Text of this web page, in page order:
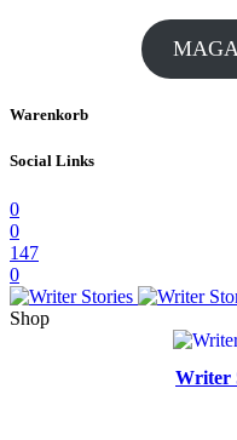
Warenkorb
Social Links
0
0
147
0
Shop
Writer